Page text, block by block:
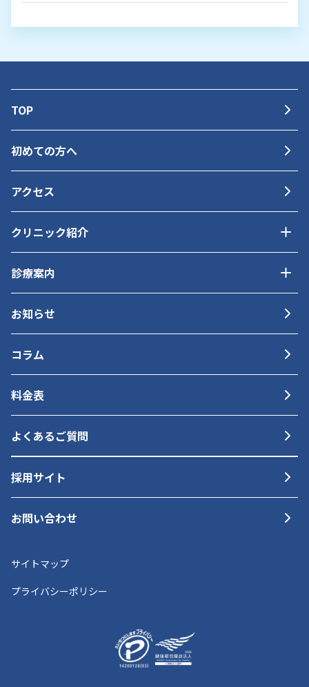
TOP
初めての方へ
アクセス
クリニック紹介
診療案内
お知らせ
コラム
料金表
よくあるご質問
採用サイト
お問い合わせ
サイトマップ
プライバシーポリシー